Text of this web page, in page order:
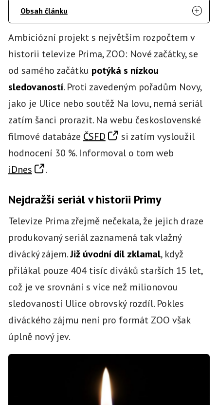
Obsah článku
Ambiciózní projekt s největším rozpočtem v
historii televize Prima, ZOO: Nové začátky, se
od samého začátku potýká s nízkou
sledovaností. Proti zavedeným pořadům Novy,
jako je Ulice nebo soutěž Na lovu, nemá seriál
zatím šanci prorazit. Na webu československé
filmové databáze ČSFD
si zatím vysloužil
hodnocení 30 %. Informoval o tom web
iDnes
.
Nejdražší seriál v historii Primy
Televize Prima zřejmě nečekala, že jejich draze
produkovaný seriál zaznamená tak vlažný
divácký zájem.Již úvodní díl zklamal, když
přilákal pouze 404 tisíc diváků starších 15 let,
což je ve srovnání s více než milionovou
sledovaností Ulice obrovský rozdíl. Pokles
diváckého zájmu není pro formát ZOO však
úplně nový jev.